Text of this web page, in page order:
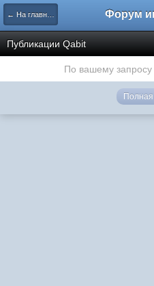
← На главную
Публикации Qabit
По вашему запросу